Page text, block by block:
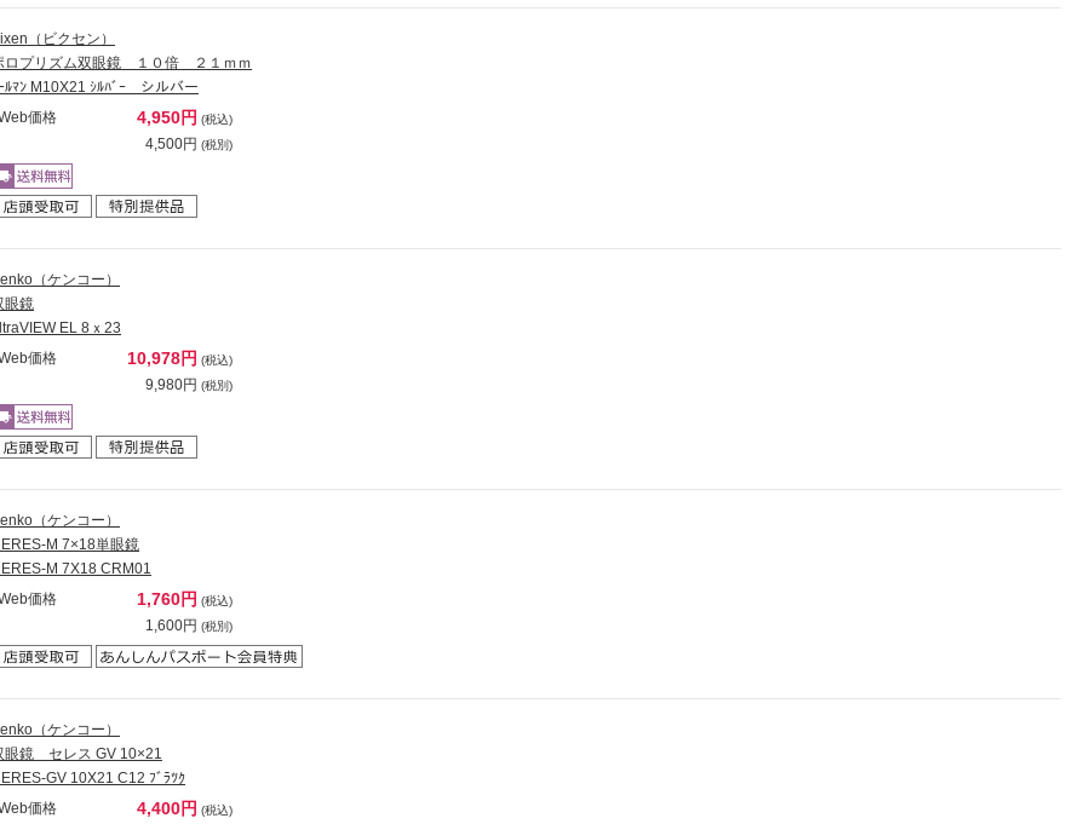
（ビクセン）
ロプリズム双眼鏡 １０倍 ２１ｍｍ
ﾙﾏﾝ M10X21 ｼﾙﾊﾞｰ シルバー
価格
4,950円 (税込)
4,500円 (税別)
（ケンコー）
眼鏡
EL 8ｘ23
価格
10,978円 (税込)
9,980円 (税別)
（ケンコー）
M 7×18単眼鏡
M 7X18 CRM01
価格
1,760円 (税込)
1,600円 (税別)
（ケンコー）
眼鏡 セレス GV 10×21
GV 10X21 C12 ﾌﾞﾗﾂｸ
価格
4,400円 (税込)